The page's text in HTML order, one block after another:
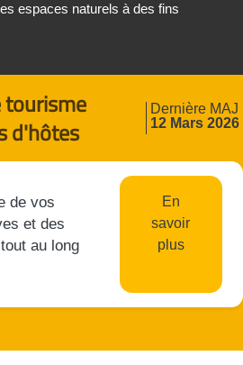
espaces naturels à des fins
tourisme
d'hôtes
Dernière MAJ
12 Mars 2026
de vos
et des
au long
En
savoir
plus